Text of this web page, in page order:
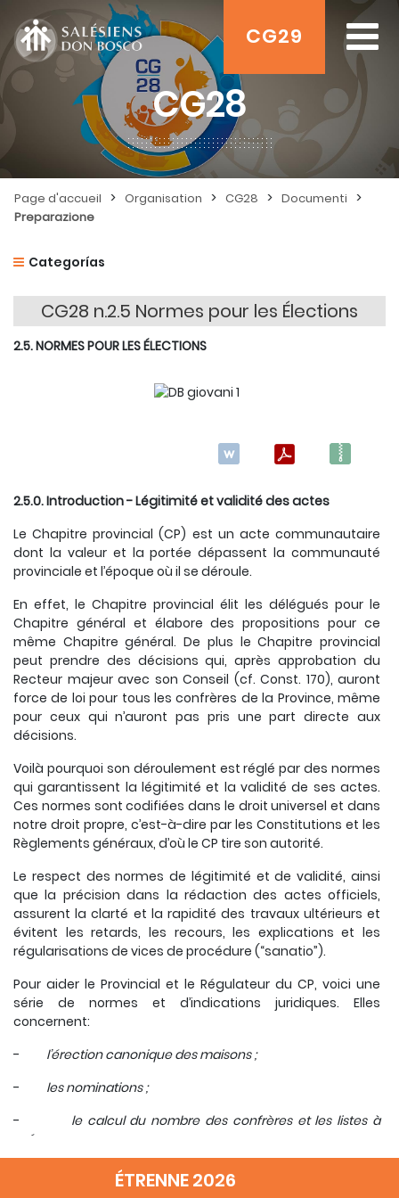
CG29
CG28
Page d'accueil > Organisation > CG28 > Documenti >
Preparazione
Categorías
CG28 n.2.5 Normes pour les Élections
2.5. NORMES POUR LES ÉLECTIONS
2.5.0. Introduction - Légitimité et validité des actes
Le Chapitre provincial (CP) est un acte communautaire
dont la valeur et la portée dépassent la communauté
provinciale et l’époque où il se déroule.
En effet, le Chapitre provincial élit les délégués pour le
Chapitre général et élabore des propositions pour ce
même Chapitre général. De plus le Chapitre provincial
peut prendre des décisions qui, après approbation du
Recteur majeur avec son Conseil (cf. Const. 170), auront
force de loi pour tous les confrères de la Province, même
pour ceux qui n’auront pas pris une part directe aux
décisions.
Voilà pourquoi son déroulement est réglé par des normes
qui garantissent la légitimité et la validité de ses actes.
Ces normes sont codifiées dans le droit universel et dans
notre droit propre, c’est-à-dire par les Constitutions et les
Règlements généraux, d’où le CP tire son autorité.
Le respect des normes de légitimité et de validité, ainsi
que la précision dans la rédaction des actes officiels,
assurent la clarté et la rapidité des travaux ultérieurs et
évitent les retards, les recours, les explications et les
régularisations de vices de procédure (“sanatio”).
Pour aider le Provincial et le Régulateur du CP, voici une
série de normes et d’indications juridiques. Elles
concernent:
- l’érection canonique des maisons ;
- les nominations ;
- le calcul du nombre des confrères et les listes à
préparer ;
les procès-verbaux des élections ;
ÉTRENNE 2026